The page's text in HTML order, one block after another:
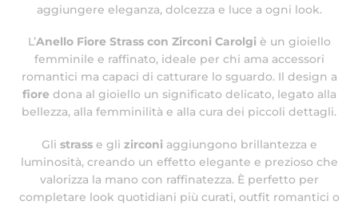
aggiungere eleganza, dolcezza e luce a ogni look.
L’Anello Fiore Strass con Zirconi Carolgiè un gioiello
femminile e raffinato, ideale per chi ama accessori
romantici ma capaci di catturare lo sguardo. Il design a
fioredona al gioiello un significato delicato, legato alla
bellezza, alla femminilità e alla cura dei piccoli dettagli.
Gli strasse gli zirconiaggiungono brillantezza e
luminosità, creando un effetto elegante e prezioso che
valorizza la mano con raffinatezza. È perfetto per
completare look quotidiani più curati, outfit romantici o